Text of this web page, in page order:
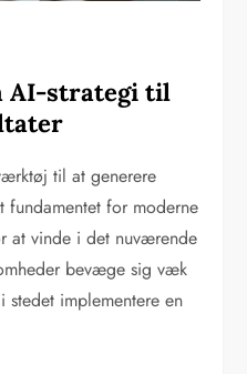
AI-strategi til
til at generere
fundamentet for moderne
at vinde i det nuværende
bevæge sig væk
implementere en